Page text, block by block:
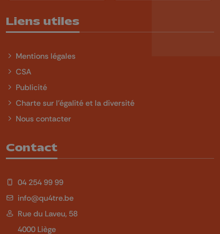
Liens utiles
Mentions légales
CSA
Publicité
Charte sur l'égalité et la diversité
Nous contacter
Contact
04 254 99 99
info@qu4tre.be
Rue du Laveu, 58
4000 Liège